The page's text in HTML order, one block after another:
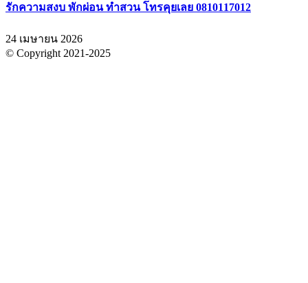
รักความสงบ พักผ่อน ทำสวน โทรคุยเลย 0810117012
24 เมษายน 2026
© Copyright 2021-2025